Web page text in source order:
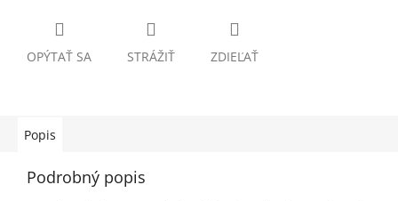
OPÝTAŤ SA STRÁŽIŤ ZDIEĽAŤ
Popis
Podrobný popis